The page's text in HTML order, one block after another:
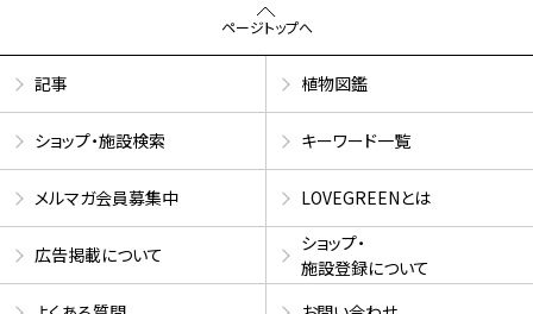
ページトップへ
記事 植物図鑑
ショップ・施設検索 キーワード一覧
メルマガ会員募集中 LOVEGREENとは
広告掲載について
ショップ・
施設登録について